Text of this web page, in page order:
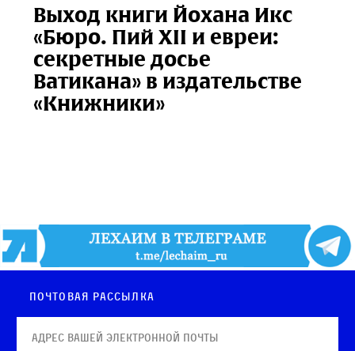
Выход книги Йохана Икс
«Бюро. Пий XII и евреи:
секретные досье
Ватикана» в издательстве
«Книжники»
Почтовая рассылка